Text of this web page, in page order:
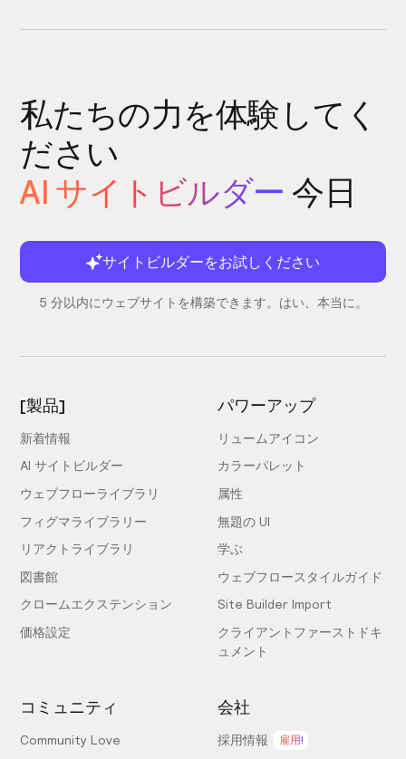
私たちの力を体験してく
ださい
AI サイトビルダー 今日
サイトビルダーをお試しください
5 分以内にウェブサイトを構築できます。はい、本当に。
[製品]
新着情報
AI サイトビルダー
ウェブフローライブラリ
フィグマライブラリー
リアクトライブラリ
図書館
クロームエクステンション
価格設定
パワーアップ
リュームアイコン
カラーパレット
属性
無題の UI
学ぶ
ウェブフロースタイルガイド
Site Builder Import
クライアントファーストドキ
ュメント
コミュニティ
Community Love
会社
採用情報 雇用!